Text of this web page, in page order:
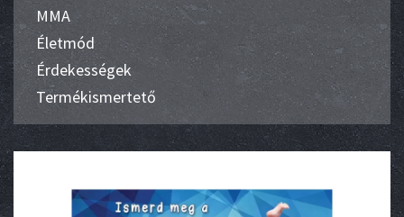
MMA
Életmód
Érdekességek
Termékismertető